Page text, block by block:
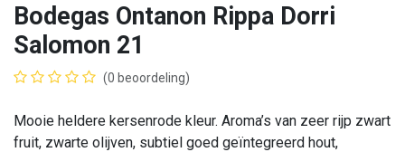
Bodegas Ontanon Rippa Dorri
Salomon 21
(0 beoordeling)
Mooie heldere kersenrode kleur. Aroma’s van zeer rijp zwart
fruit, zwarte olijven, subtiel goed geïntegreerd hout,